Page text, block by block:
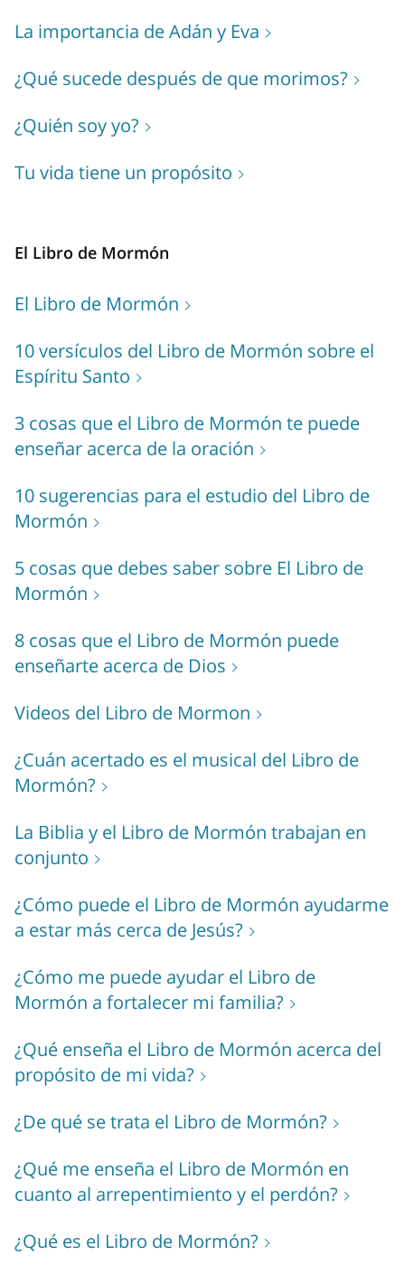
La importancia de Adán y Eva
¿Qué sucede después de que morimos?
¿Quién soy yo?
Tu vida tiene un propósito
El Libro de Mormón
El Libro de Mormón
10 versículos del Libro de Mormón sobre el
Espíritu Santo
3 cosas que el Libro de Mormón te puede
enseñar acerca de la oración
10 sugerencias para el estudio del Libro de
Mormón
5 cosas que debes saber sobre El Libro de
Mormón
8 cosas que el Libro de Mormón puede
enseñarte acerca de Dios
Videos del Libro de Mormon
¿Cuán acertado es el musical del Libro de
Mormón?
La Biblia y el Libro de Mormón trabajan en
conjunto
¿Cómo puede el Libro de Mormón ayudarme
a estar más cerca de Jesús?
¿Cómo me puede ayudar el Libro de
Mormón a fortalecer mi familia?
¿Qué enseña el Libro de Mormón acerca del
propósito de mi vida?
¿De qué se trata el Libro de Mormón?
¿Qué me enseña el Libro de Mormón en
cuanto al arrepentimiento y el perdón?
¿Qué es el Libro de Mormón?